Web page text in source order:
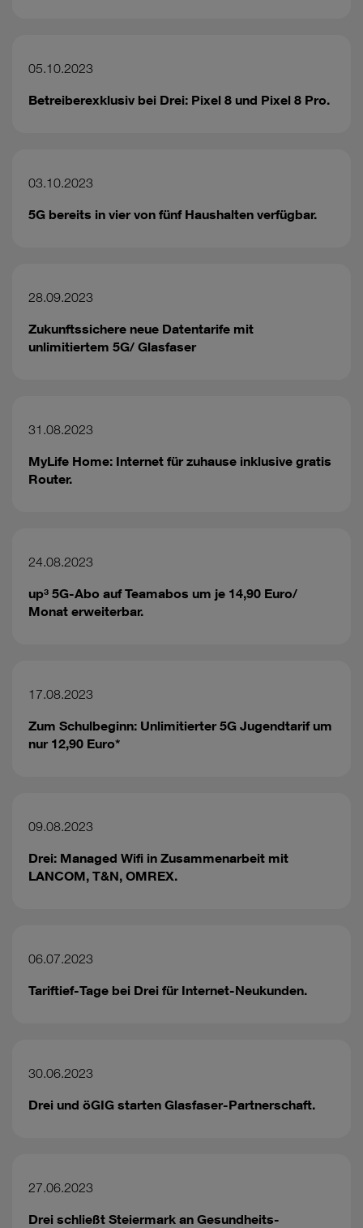
05.10.2023
Betreiberexklusiv bei Drei: Pixel 8 und Pixel 8 Pro.
03.10.2023
5G bereits in vier von fünf Haushalten verfügbar.
28.09.2023
Zukunftssichere neue Datentarife mit
unlimitiertem 5G/ Glasfaser
31.08.2023
MyLife Home: Internet für zuhause inklusive gratis
Router.
24.08.2023
up³ 5G-Abo auf Teamabos um je 14,90 Euro/
Monat erweiterbar.
17.08.2023
Zum Schulbeginn: Unlimitierter 5G Jugendtarif um
nur 12,90 Euro*
09.08.2023
Drei: Managed Wifi in Zusammenarbeit mit
LANCOM, T&N, OMREX.
06.07.2023
Tariftief-Tage bei Drei für Internet-Neukunden.
30.06.2023
Drei und öGIG starten Glasfaser-Partnerschaft.
27.06.2023
Drei schließt Steiermark an Gesundheits-